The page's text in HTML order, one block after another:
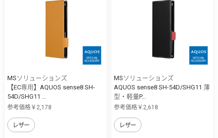
MSソリューションズ
【EC専用】AQUOS sense8 SH-
54D/SHG11 ...
参考価格￥2,178
レザー
MSソリューションズ
AQUOS sense8 SH-54D/SHG11 薄
型・軽量P...
参考価格￥2,618
レザー